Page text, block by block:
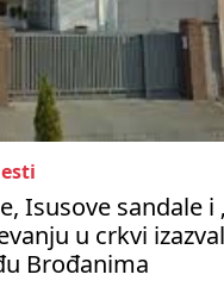
Isusove sandale i
u crkvi
Brođanima